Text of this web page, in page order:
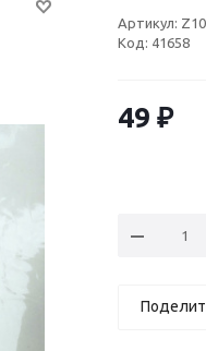
Артикул:
Код: 41658
49 ₽